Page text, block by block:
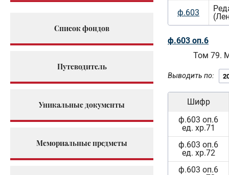
Список фондов
Путеводитель
Уникальные документы
Мемориальные предметы
ф.603
ф.603 оп.6
Том 79.
Выводить по:
Шифр
ф.603 оп.6
ед. хр.71
ф.603 оп.6
ед. хр.72
ф.603 оп.6